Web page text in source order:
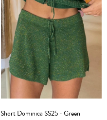
Short Dominica SS25 - Green